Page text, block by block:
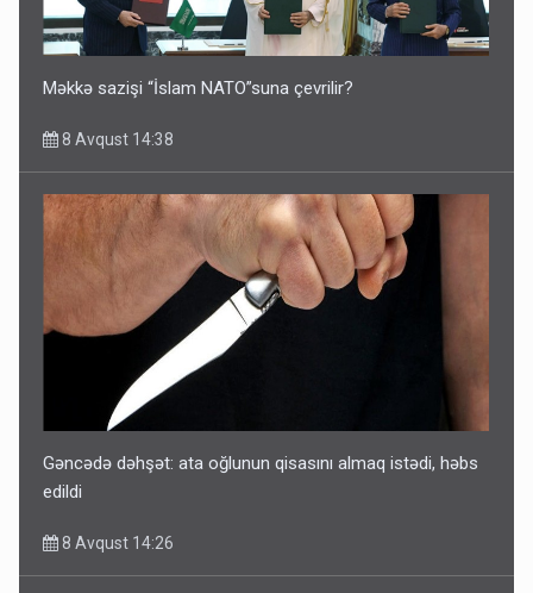
Məkkə sazişi “İslam NATO”suna çevrilir?
8 Avqust 14:38
Gəncədə dəhşət: ata oğlunun qisasını almaq istədi, həbs
edildi
8 Avqust 14:26